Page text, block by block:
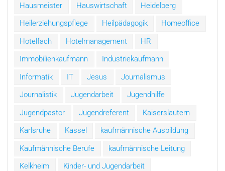
Hausmeister
Hauswirtschaft
Heidelberg
Heilerziehungspflege
Heilpädagogik
Homeoffice
Hotelfach
Hotelmanagement
HR
Immobilienkaufmann
Industriekaufmann
Informatik
IT Jesus
Journalismus
Journalistik
Jugendarbeit
Jugendhilfe
Jugendpastor
Jugendreferent
Kaiserslautern
Karlsruhe
Kassel
kaufmännische Ausbildung
Kaufmännische Berufe
kaufmännische Leitung
Kelkheim
Kinder- und Jugendarbeit